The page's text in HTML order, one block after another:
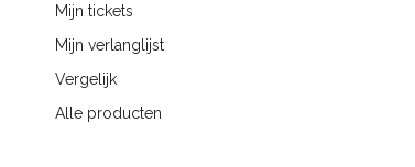
Mijn tickets
Mijn verlanglijst
Vergelijk
Alle producten